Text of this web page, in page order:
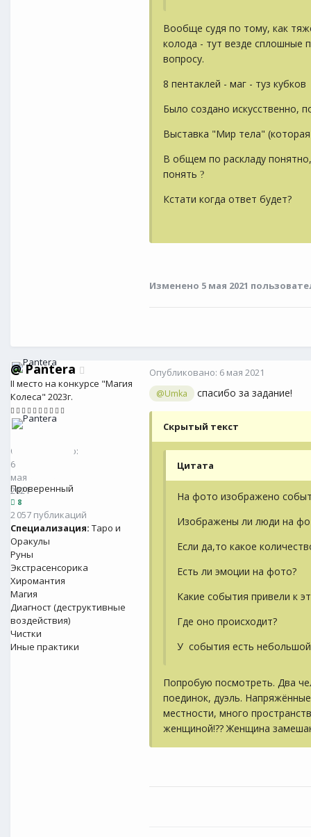
Вообще судя по тому, как
колода - тут везде сплошные
вопросу.
8 пентаклей - маг - туз кубков
Было создано искусственно,
Выставка "Мир тела"
В общем по раскладу
понять ?
Кстати когда ответ будет?
Изменено 5 мая 2021
@
Опубликовано:
6
мая
2021
@Pantera
II место на конкурсе "Магия
Колеса" 2023г.
Проверенный
8
2 057 публикаций
Специализация: Таро и
Оракулы
Руны
Экстрасенсорика
Хиромантия
Магия
Диагност (деструктивные
воздействия)
Чистки
Иные практики
Опубликовано: 6 мая 2021
@Umka спасибо за задание!
Скрытый текст
Цитата
На фото изображено
Изображены ли люди на
Если да,то какое
Есть ли эмоции на фото?
Какие события привели к
Где оно происходит?
У события есть
Попробую посмотреть. Два
поединок, дуэль.
местности, много
женщиной!?? Женщина